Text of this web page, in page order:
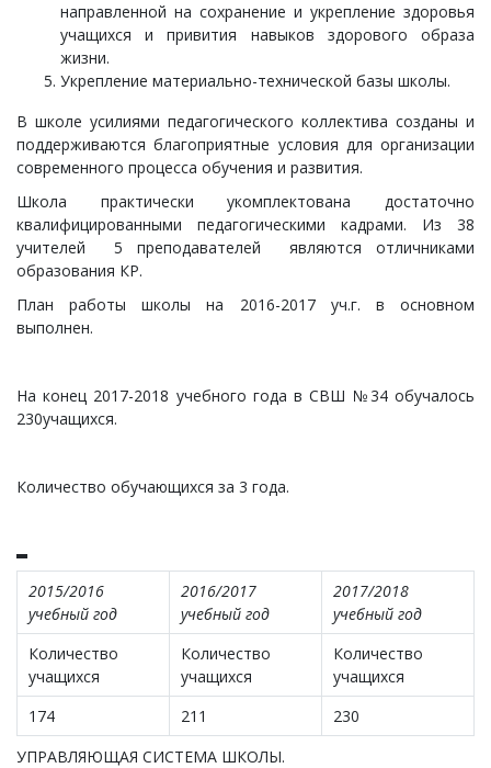
направленной на сохранение и укрепление здоровья
учащихся и привития навыков здорового образа
жизни.
Укрепление материально-технической базы школы.
В школе усилиями педагогического коллектива созданы и
поддерживаются благоприятные условия для организации
современного процесса обучения и развития.
Школа практически укомплектована достаточно
квалифицированными педагогическими кадрами. Из 38
учителей 5 преподавателей являются отличниками
образования КР.
План работы школы на 2016-2017 уч.г. в основном
выполнен.
На конец 2017-2018 учебного года в СВШ №34 обучалось
230учащихся.
Количество обучающихся за 3 года.
2015/2016
учебный год
2016/2017
учебный год
2017/2018
учебный год
Количество
учащихся
Количество
учащихся
Количество
учащихся
174
211
230
УПРАВЛЯЮЩАЯ СИСТЕМА ШКОЛЫ.